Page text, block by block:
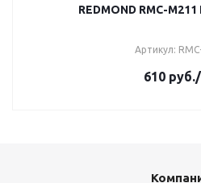
REDMOND RMC-
Артикул:
610руб.